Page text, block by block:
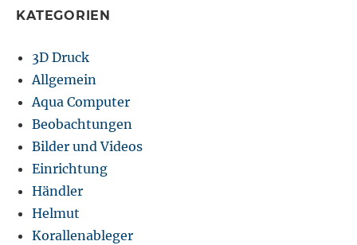
KATEGORIEN
3D Druck
Allgemein
Aqua Computer
Beobachtungen
Bilder und Videos
Einrichtung
Händler
Helmut
Korallenableger